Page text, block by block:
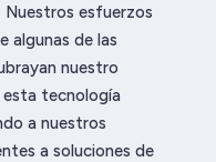
esfuerzos
algunas de las
nuestro
esta tecnología
a nuestros
a soluciones de